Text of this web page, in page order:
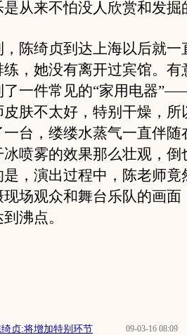
从来不怕没人欣赏和发掘
绮贞到达上海以后就一
，她没有离开过宾馆。有
了一件常见的“家用电器
肤不太好，特别干燥，所
台，缕缕水蒸气一直伴随
喷雾的效果那么壮观，倒
，演出过程中，陈老师竟
场观众和舞台乐队的画面
沸点。
09-03-16 08:09
贞:将增加特别环节